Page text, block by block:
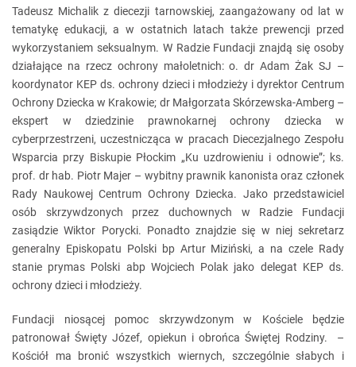
Tadeusz Michalik z diecezji tarnowskiej, zaangażowany od lat w
tematykę edukacji, a w ostatnich latach także prewencji przed
wykorzystaniem seksualnym. W Radzie Fundacji znajdą się osoby
działające na rzecz ochrony małoletnich: o. dr Adam Żak SJ –
koordynator KEP ds. ochrony dzieci i młodzieży i dyrektor Centrum
Ochrony Dziecka w Krakowie; dr Małgorzata Skórzewska-Amberg –
ekspert w dziedzinie prawnokarnej ochrony dziecka w
cyberprzestrzeni, uczestnicząca w pracach Diecezjalnego Zespołu
Wsparcia przy Biskupie Płockim „Ku uzdrowieniu i odnowie”; ks.
prof. dr hab. Piotr Majer – wybitny prawnik kanonista oraz członek
Rady Naukowej Centrum Ochrony Dziecka. Jako przedstawiciel
osób skrzywdzonych przez duchownych w Radzie Fundacji
zasiądzie Wiktor Porycki. Ponadto znajdzie się w niej sekretarz
generalny Episkopatu Polski bp Artur Miziński, a na czele Rady
stanie prymas Polski abp Wojciech Polak jako delegat KEP ds.
ochrony dzieci i młodzieży.
Fundacji niosącej pomoc skrzywdzonym w Kościele będzie
patronował Święty Józef, opiekun i obrońca Świętej Rodziny. –
Kościół ma bronić wszystkich wiernych, szczególnie słabych i